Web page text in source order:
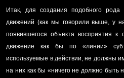
Итак, для создания подобного
движений (как мы говорили выше, у
появившегося объекта восприятия к
движение как бы по «линии»
используемые в действии, не должны
на них как бы «ничего не должно быть